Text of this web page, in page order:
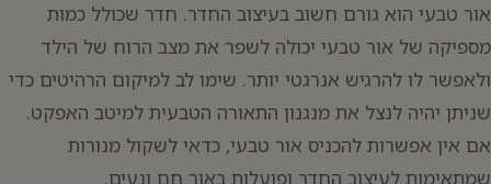
אור טבעי הוא גורם חשוב בעיצוב החדר. חדר שכולל כמות
מספיקה של אור טבעי יכולה לשפר את מצב הרוח של הילד
ולאפשר לו להרגיש אנרגטי יותר. שימו לב למיקום הרהיטים כדי
שניתן יהיה לנצל את מנגנון התאורה הטבעית למיטב האפקט.
אם אין אפשרות להכניס אור טבעי, כדאי לשקול מנורות
שמתאימות לעיצוב החדר ופועלות באור חם ונעים.